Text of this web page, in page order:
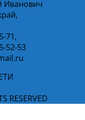
Иванович
71,
52-53
RESERVED